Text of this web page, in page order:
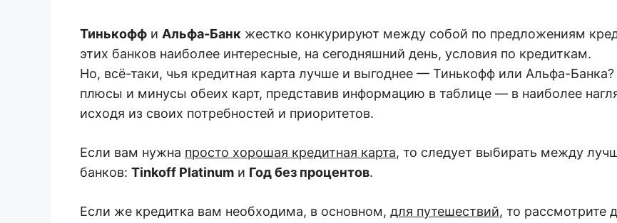
Тинькофф и Альфа-Банк жестко конкурируют между собой по предложениям
этих банков наиболее интересные, на сегодняшний день, условия по кредиткам.
Но, всё-таки, чья кредитная карта лучше и выгоднее — Тинькофф или Альфа-
плюсы и минусы обеих карт, представив информацию в таблице — в наиболее
исходя из своих потребностей и приоритетов.
Если вам нужна просто хорошая кредитная карта, то следует выбирать между
банков: Tinkoff Platinum и Год без процентов.
Если же кредитка вам необходима, в основном, для путешествий, то рассмотрите